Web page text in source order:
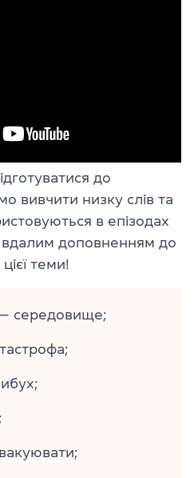
до
вивчити низку слів та
в епізодах
вдалим доповненням до
теми!
середовище;